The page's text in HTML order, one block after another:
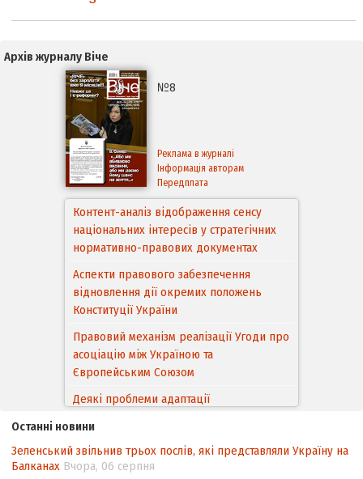
Архів журналу Віче
№8
Реклама в журналі
Інформація авторам
Передплата
Контент-аналіз відображення сенсу
національних інтересів у стратегічних
нормативно-правових документах
Аспекти правового забезпечення
відновлення дії окремих положень
Конституції України
Правовий механізм реалізації Угоди про
асоціацію між Україною та
Європейським Cоюзом
Деякі проблеми адаптації
походження товарів відповідно до
Угоди про торговельні аспекти прав
інтелектуальної власності (TRIPS) у
Останні новини
Зеленський звільнив трьох послів, які представляли Україну на
Балканах Вчора, 06 серпня